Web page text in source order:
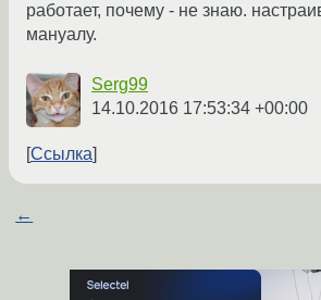
работает, почему - не знаю.
мануалу.
Serg99
14.10.2016 17:53:34 +00:00
Ссылка
←